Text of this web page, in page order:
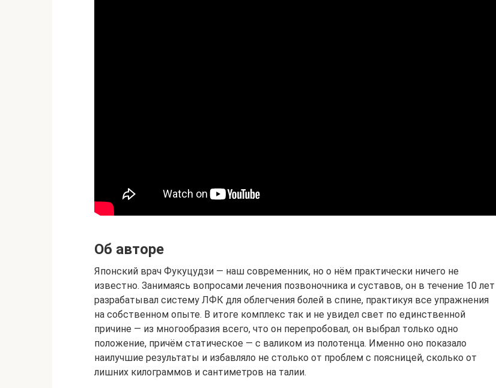
Об авторе
Японский врач Фукуцудзи — наш современник, но о нём практически ничего не
известно. Занимаясь вопросами лечения позвоночника и суставов, он в течение 10 лет
разрабатывал систему ЛФК для облегчения болей в спине, практикуя все упражнения
на собственном опыте. В итоге комплекс так и не увидел свет по единственной
причине — из многообразия всего, что он перепробовал, он выбрал только одно
положение, причём статическое — с валиком из полотенца. Именно оно показало
наилучшие результаты и избавляло не столько от проблем с поясницей, сколько от
лишних килограммов и сантиметров на талии.